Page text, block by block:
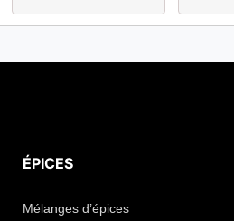
ÉPICES
Mélanges d’épices